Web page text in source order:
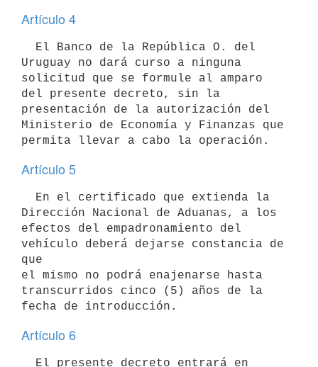
Artículo 4
Uruguay no dará curso a ninguna
solicitud que se formule al amparo
del presente decreto, sin la
presentación de la autorización del
Ministerio de Economía y Finanzas que
Artículo 5
Dirección Nacional de Aduanas, a los
efectos del empadronamiento del
vehículo deberá dejarse constancia de
que
el mismo no podrá enajenarse hasta
transcurridos cinco (5) años de la
Artículo 6